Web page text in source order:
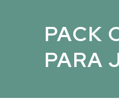
PACK
PARA